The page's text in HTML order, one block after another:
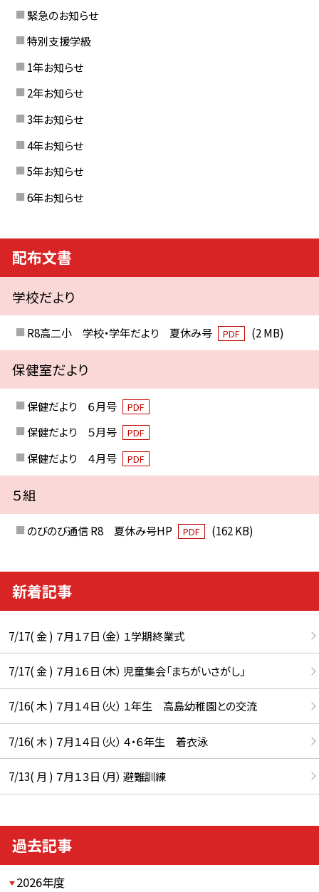
緊急のお知らせ
特別支援学級
1年お知らせ
2年お知らせ
3年お知らせ
4年お知らせ
5年お知らせ
6年お知らせ
配布文書
学校だより
R8高二小 学校・学年だより 夏休み号 PDF (2 MB)
保健室だより
保健だより ６月号 PDF
保健だより ５月号 PDF
保健だより ４月号 PDF
５組
のびのび通信 R8 夏休み号HP PDF (162 KB)
新着記事
7/17( 金 ) ７月１７日（金） １学期終業式
7/17( 金 ) ７月１６日（木） 児童集会「まちがいさがし」
7/16( 木 ) ７月１４日（火） １年生 高島幼稚園との交流
7/16( 木 ) ７月１４日（火） ４・６年生 着衣泳
7/13( 月 ) ７月１３日（月） 避難訓練
過去記事
2026年度